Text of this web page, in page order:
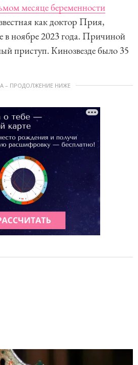
месяце беременности
как доктор Прия,
в ноябре 2023 года. Причиной
приступ. Кинозвезде было 35
– ПРОДОЛЖЕНИЕ НИЖЕ